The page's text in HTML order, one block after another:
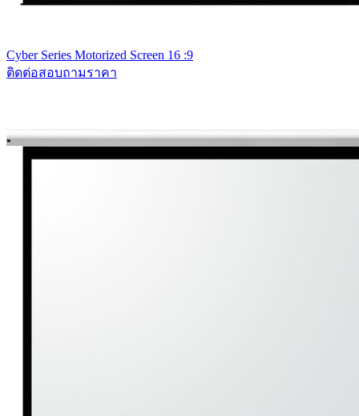
Cyber Series Motorized Screen 16 :9
ติดต่อสอบถามราคา